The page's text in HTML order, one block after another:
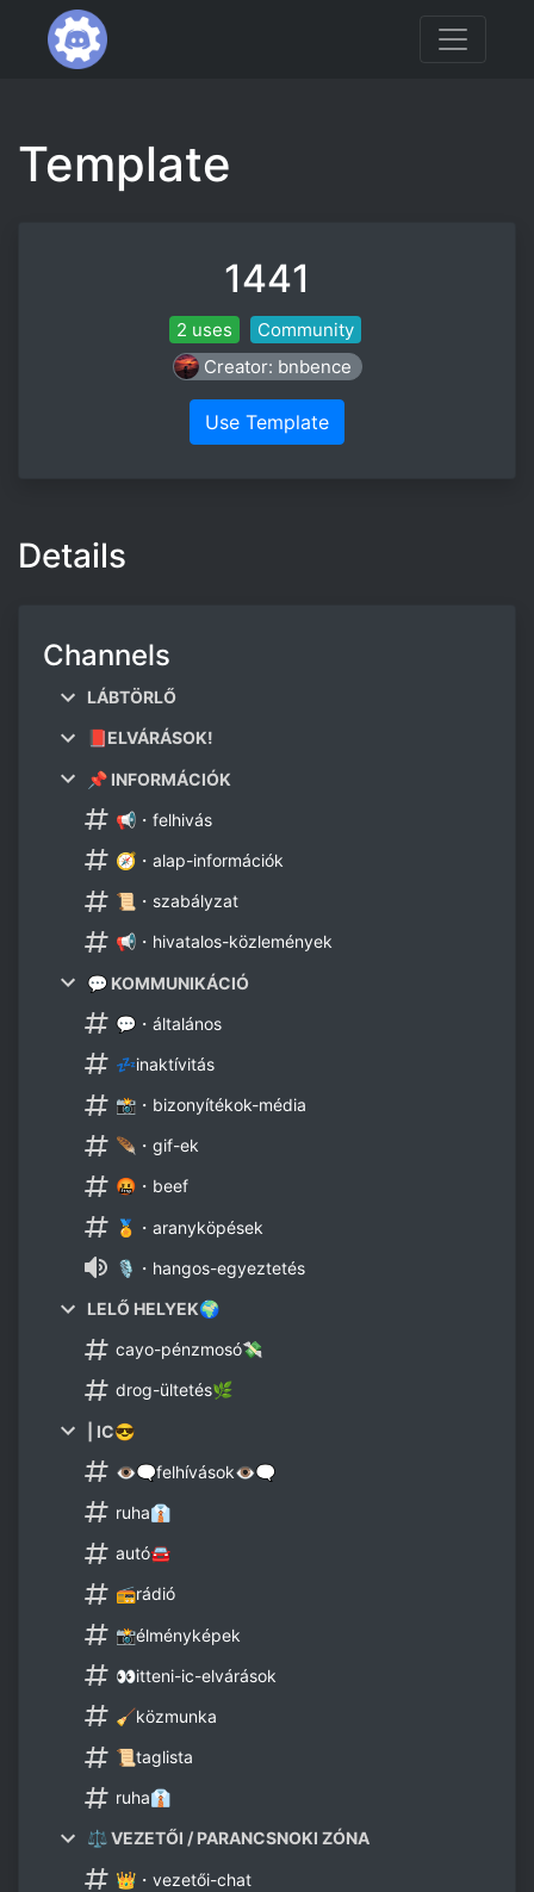
Template
1441
2 uses
Community
Creator: bnbence
Use Template
Details
Channels
LÁBTÖRLŐ
📕ELVÁRÁSOK!
📌 INFORMÁCIÓK
📢・felhivás
🧭・alap-információk
📜・szabályzat
📢・hivatalos-közlemények
💬 KOMMUNIKÁCIÓ
💬・általános
💤inaktívitás
📸・bizonyítékok-média
🪶・gif-ek
🤬・beef
🏅・aranyköpések
🎙️・hangos-egyeztetés
LELŐ HELYEK🌍
cayo-pénzmosó💸
drog-ültetés🌿
| IC😎
👁️🗨️felhívások👁️🗨️
ruha👔
autó🚘
📻rádió
📸élményképek
👀itteni-ic-elvárások
🧹közmunka
📜taglista
ruha👔
⚖️ VEZETŐI / PARANCSNOKI ZÓNA
👑・vezetői-chat